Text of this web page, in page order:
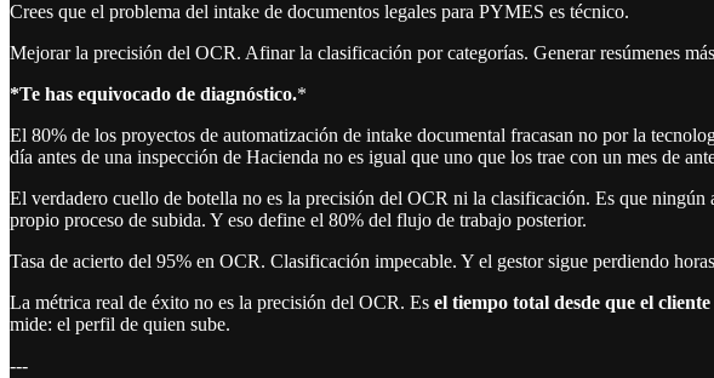
Crees que el problema del intake de documentos legales para PYMES es técnico.
Mejorar la precisión del OCR. Afinar la clasificación por categorías. Generar resúmenes
*Te has equivocado de diagnóstico.*
El 80% de los proyectos de automatización de intake documental fracasan no por la
día antes de una inspección de Hacienda no es igual que uno que los trae con un mes de
El verdadero cuello de botella no es la precisión del OCR ni la clasificación. Es que ningún
propio proceso de subida. Y eso define el 80% del flujo de trabajo posterior.
Tasa de acierto del 95% en OCR. Clasificación impecable. Y el gestor sigue perdiendo
La métrica real de éxito no es la precisión del OCR. Es el tiempo total desde que el
mide: el perfil de quien sube.
---